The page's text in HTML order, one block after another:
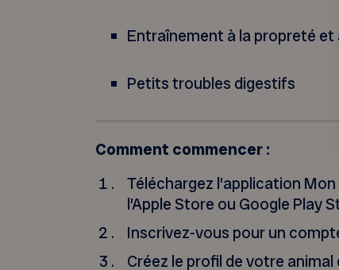
Entraînement à la propreté et
Petits troubles digestifs
Comment commencer :
Téléchargez l’application
l’Apple Store ou Google Play
Inscrivez-vous pour un
Créez le profil de votre